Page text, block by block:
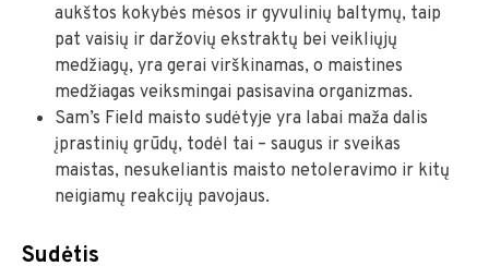
aukštos kokybės mėsos ir gyvulinių baltymų, taip
pat vaisių ir daržovių ekstraktų bei veikliųjų
medžiagų, yra gerai virškinamas, o maistines
medžiagas veiksmingai pasisavina organizmas.
Sam’s Field maisto sudėtyje yra labai maža dalis
įprastinių grūdų, todėl tai – saugus ir sveikas
maistas, nesukeliantis maisto netoleravimo ir kitų
neigiamų reakcijų pavojaus.
Sudėtis